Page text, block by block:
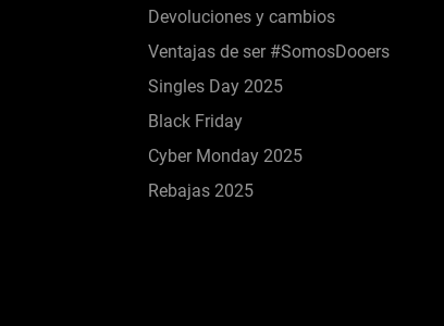
Devoluciones y cambios
Ventajas de ser #SomosDooers
Singles Day 2025
Black Friday
Cyber Monday 2025
Rebajas 2025